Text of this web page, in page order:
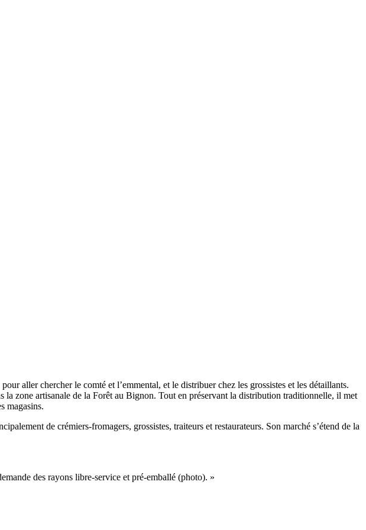
aller chercher le comté et l’emmental, et le distribuer chez les grossistes et les détaillants.
la zone artisanale de la Forêt au Bignon. Tout en préservant la distribution traditionnelle, il met
magasins.
de crémiers-fromagers, grossistes, traiteurs et restaurateurs. Son marché s’étend de la
des rayons libre-service et pré-emballé (photo). »